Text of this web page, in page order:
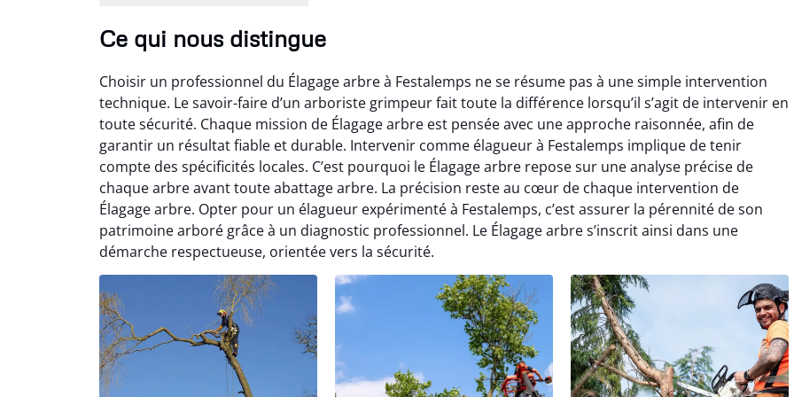
Ce qui nous distingue
Choisir un professionnel du Élagage arbre à Festalemps ne se résume pas à une simple intervention
technique. Le savoir-faire d’un arboriste grimpeur fait toute la différence lorsqu’il s’agit de intervenir en
toute sécurité. Chaque mission de Élagage arbre est pensée avec une approche raisonnée, afin de
garantir un résultat fiable et durable. Intervenir comme élagueur à Festalemps implique de tenir
compte des spécificités locales. C’est pourquoi le Élagage arbre repose sur une analyse précise de
chaque arbre avant toute abattage arbre. La précision reste au cœur de chaque intervention de
Élagage arbre. Opter pour un élagueur expérimenté à Festalemps, c’est assurer la pérennité de son
patrimoine arboré grâce à un diagnostic professionnel. Le Élagage arbre s’inscrit ainsi dans une
démarche respectueuse, orientée vers la sécurité.